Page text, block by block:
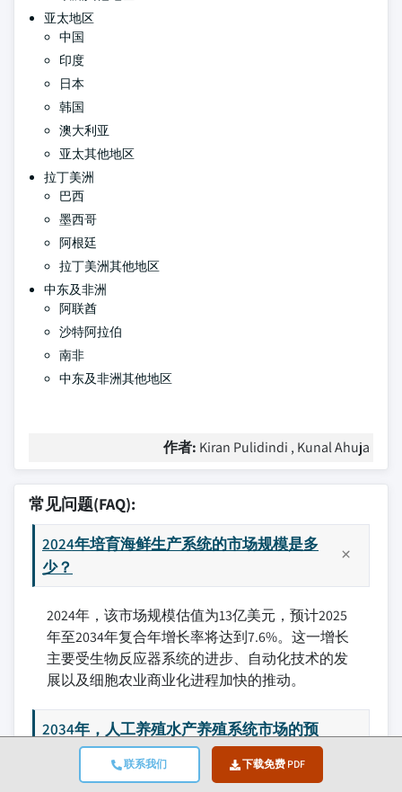
联系我们 下载免费 PDF
亚太地区
中国
印度
日本
韩国
澳大利亚
亚太其他地区
拉丁美洲
巴西
墨西哥
阿根廷
拉丁美洲其他地区
中东及非洲
阿联酋
沙特阿拉伯
南非
中东及非洲其他地区
作者: Kiran Pulidindi , Kunal Ahuja
常见问题(FAQ):
2024年培育海鲜生产系统的市场规模是多
少？
2024年，该市场规模估值为13亿美元，预计2025
年至2034年复合年增长率将达到7.6%。这一增长
主要受生物反应器系统的进步、自动化技术的发
展以及细胞农业商业化进程加快的推动。
2034年，人工养殖水产养殖系统市场的预
计价值是多少？